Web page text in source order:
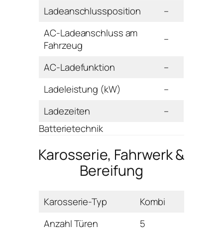
Ladeanschlussposition
–
AC-Ladeanschluss am
Fahrzeug
–
AC-Ladefunktion
–
Ladeleistung (kW)
–
Ladezeiten
–
Batterietechnik
Karosserie, Fahrwerk &
Bereifung
Karosserie-Typ
Kombi
Anzahl Türen
5